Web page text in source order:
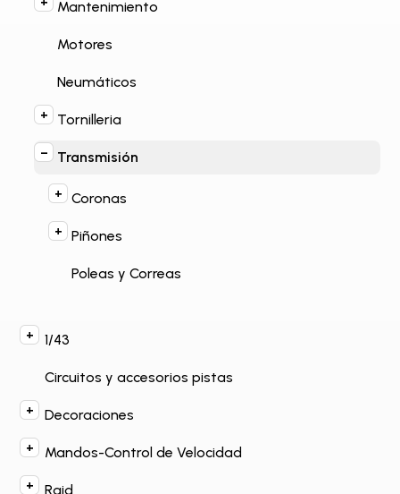
Mantenimiento
Motores
Neumáticos
Tornilleria
Transmisión
Coronas
Piñones
Poleas y Correas
1/43
Circuitos y accesorios pistas
Decoraciones
Mandos-Control de Velocidad
Raid